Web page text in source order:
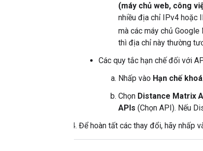
(máy chủ web, công
nhiều địa chỉ IPv4 hoặc
mà các máy chủ
thì địa chỉ này thường
Các quy tắc hạn chế đối với
Nhấp vào Hạn chế khoá.
Chọn Distance Matrix
APIs (Chọn API). Nếu
Để hoàn tất các thay đổi, hãy nhấp